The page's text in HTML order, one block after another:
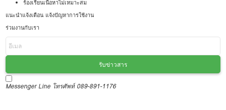
ร้องเรียนเนื้อหาไม่เหมาะสม
แนะนำแจ้งเตือน แจ้งปัญหาการใช้งาน
ร่วมงานกับเรา
รับข่าวสาร
Messenger Line โทรศัพท์ 089-891-1176